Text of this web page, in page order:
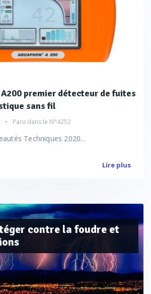
A200 premier détecteur de fuites
sans fil
Paru dans le N°4252
Techniques 2020...
Lire plus
contre la foudre et